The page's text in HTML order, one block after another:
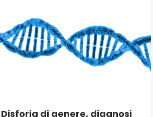
Disforia di genere, diagnosi